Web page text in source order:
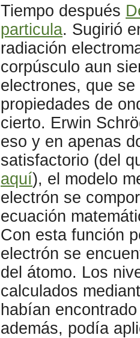
Tiempo después
particula. Sugirió
radiación
corpúsculo aun
electrones, que
propiedades de
cierto. Erwin
eso y en apenas
satisfactorio (del
aquí), el modelo
electrón se
ecuación
Con esta función
electrón se
del átomo. Los
calculados
habían
además, podía